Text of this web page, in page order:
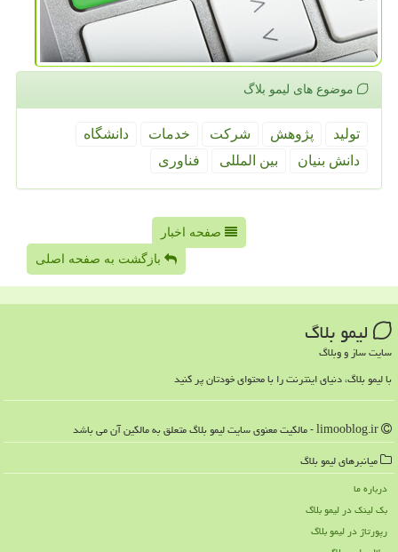
موضوع های لیمو بلاگ
تولید پژوهش شركت خدمات
دانشگاه
دانش بنیان
بین المللی فناوری
صفحه اخبار
بازگشت به صفحه اصلی
لیمو بلاگ
سایت ساز و وبلاگ
با لیمو بلاگ، دنیای اینترنت را با محتوای خودتان پر کنید
میانبرهای لیمو بلاگ
درباره ما
بک لینک در لیمو بلاگ
رپورتاژ در لیمو بلاگ